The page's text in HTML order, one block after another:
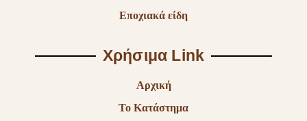
Εποχιακά είδη
Χρήσιμα Link
Αρχική
Το Κατάστημα